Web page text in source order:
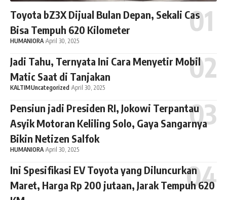
Toyota bZ3X Dijual Bulan Depan, Sekali Cas
Bisa Tempuh 620 Kilometer
HUMANIORA April 30, 2025
Jadi Tahu, Ternyata Ini Cara Menyetir Mobil
Matic Saat di Tanjakan
KALTIMUncategorized April 30, 2025
Pensiun jadi Presiden RI, Jokowi Terpantau
Asyik Motoran Keliling Solo, Gaya Sangarnya
Bikin Netizen Salfok
HUMANIORA April 30, 2025
Ini Spesifikasi EV Toyota yang Diluncurkan
Maret, Harga Rp 200 jutaan, Jarak Tempuh 620